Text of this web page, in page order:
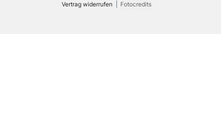
Vertrag widerrufen
Fotocredits